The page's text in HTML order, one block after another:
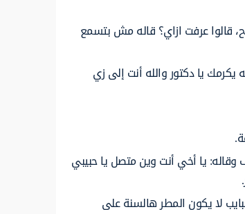
قالوا عرفت ازاي؟ قاله مش بتسمع
يا دكتور والله أنت إلى زي
يا أخي أنت وين متصل يا حبيبي
لا يكون المطر هالسنة على